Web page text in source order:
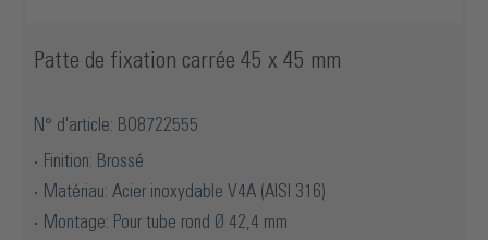
Patte de fixation carrée 45 x 45 mm
N° d'article: BO8722555
Finition: Brossé
Matériau: Acier inoxydable V4A (AISI 316)
Montage: Pour tube rond Ø 42,4 mm